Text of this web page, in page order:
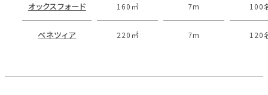
オックスフォード 160㎡ 7m 100
ベネツィア 220㎡ 7m 120